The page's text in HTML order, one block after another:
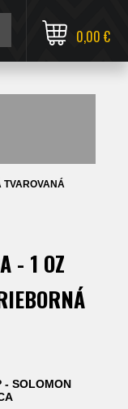
0,00 €
TVAROVANÁ
- 1 OZ
- SOLOMON